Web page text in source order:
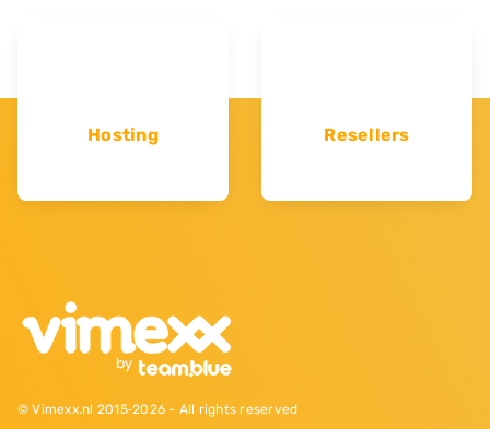
Hosting Resellers
© Vimexx.nl 2015‐2026 - All rights reserved